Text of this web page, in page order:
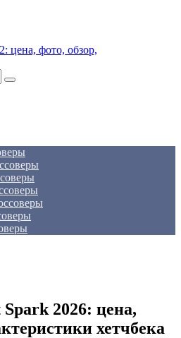
цена, фото, обзор,
2026: цена,
хетчбека